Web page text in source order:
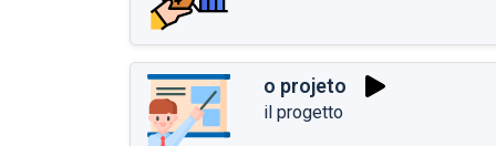
o projeto
il progetto